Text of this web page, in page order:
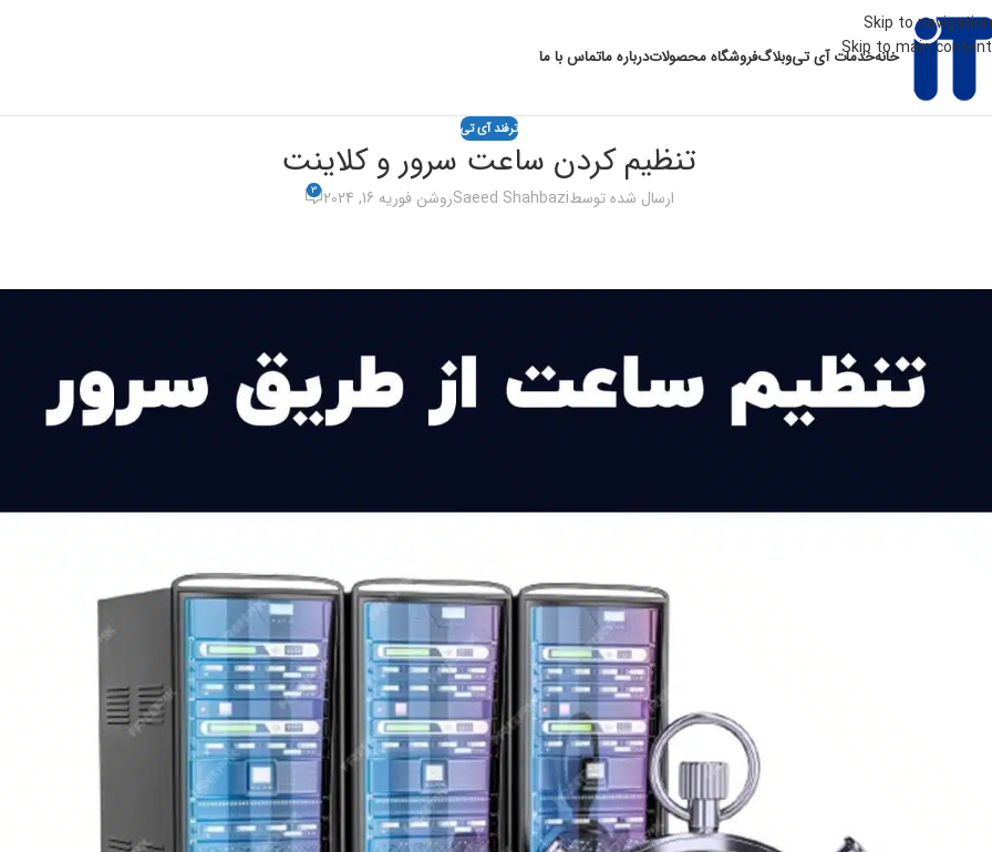
Skip to navigation
Skip to main content
خانهخدمات آی تیوبلاگفروشگاه محصولاتدرباره ماتماس با ما
ترفند آی تی
تنظیم کردن ساعت سرور و کلاینت
ارسال شده توسطSaeed Shahbaziروشن فوریه 16, 2024 3